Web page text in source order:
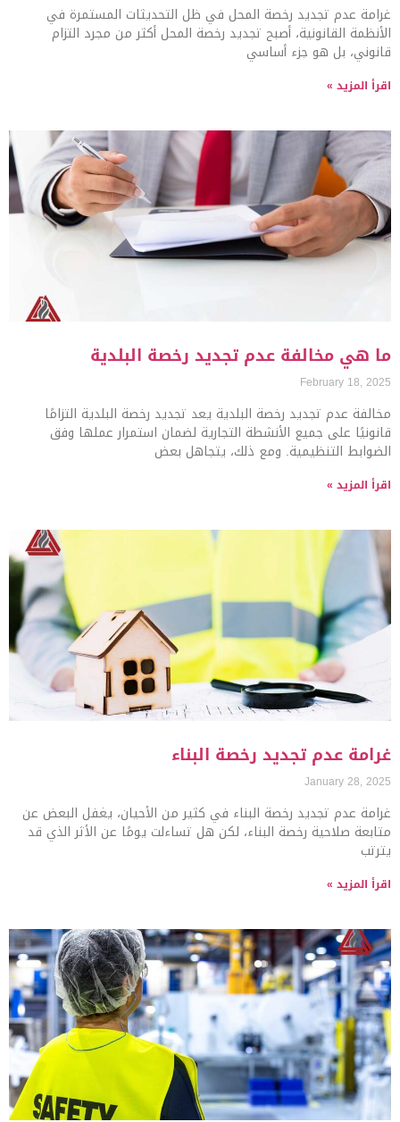
غرامة عدم تجديد رخصة المحل في ظل التحديثات المستمرة في
الأنظمة القانونية، أصبح تجديد رخصة المحل أكثر من مجرد التزام
قانوني، بل هو جزء أساسي
اقرأ المزيد »
ما هي مخالفة عدم تجديد رخصة البلدية
February 18, 2025
مخالفة عدم تجديد رخصة البلدية يعد تجديد رخصة البلدية التزامًا
قانونيًا على جميع الأنشطة التجارية لضمان استمرار عملها وفق
الضوابط التنظيمية. ومع ذلك، يتجاهل بعض
اقرأ المزيد »
غرامة عدم تجديد رخصة البناء
January 28, 2025
غرامة عدم تجديد رخصة البناء في كثير من الأحيان، يغفل البعض عن
متابعة صلاحية رخصة البناء، لكن هل تساءلت يومًا عن الأثر الذي قد
يترتب
اقرأ المزيد »